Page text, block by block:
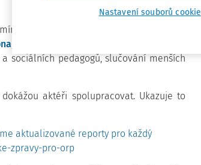
že
sociálních pedagogů, slučování menších
aktéři spolupracovat. Ukazuje to
aktualizované reporty pro každý
zpravy-pro-orp
Nastavení souborů cookie